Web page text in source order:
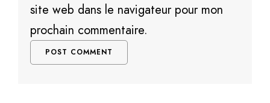
site web dans le navigateur pour mon
prochain commentaire.